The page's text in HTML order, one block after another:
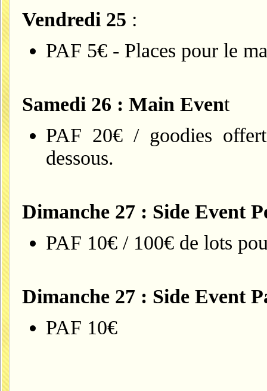
Vendredi 25 :
PAF 5€ - Places pour le
Samedi 26 : Main Event
PAF 20€ / goodies
dessous.
Dimanche 27 : Side Event
PAF 10€ / 100€ de lots
Dimanche 27 : Side Event
PAF 10€